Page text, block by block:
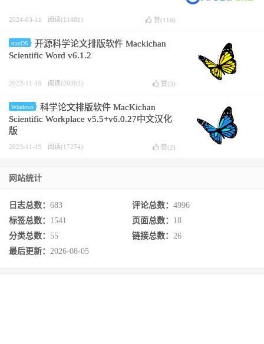
2024-03-11 阅读(11481) 赞(116)
macOS
开源科学论文排版软件 Mackichan
Scientific Word v6.1.2
2023-11-19 阅读(20362) 赞(3)
Windows
科学论文排版软件 MacKichan
Scientific Workplace v5.5+v6.0.27中文汉化
版
2023-11-19 阅读(17274) 赞(2)
网站统计
日志总数： 683 评论总数： 4996
标签总数： 1541 页面总数： 18
分类总数： 55 链接总数： 26
最后更新： 2026-08-05